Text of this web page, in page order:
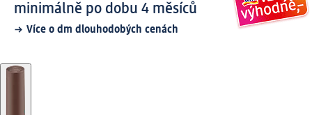
minimálně po dobu 4 měsíců
Více o dm dlouhodobých cenách